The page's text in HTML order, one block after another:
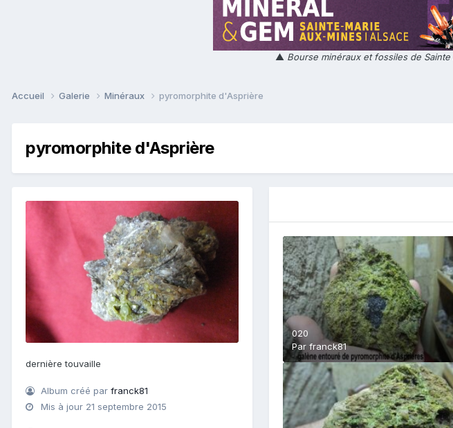
▲ Bourse minéraux et fossiles de
Accueil Galerie Minéraux pyromorphite d'Asprière
pyromorphite d'Asprière
dernière touvaille
Album créé parfranck81
Mis à jour 21 septembre 2015
020
Par franck81